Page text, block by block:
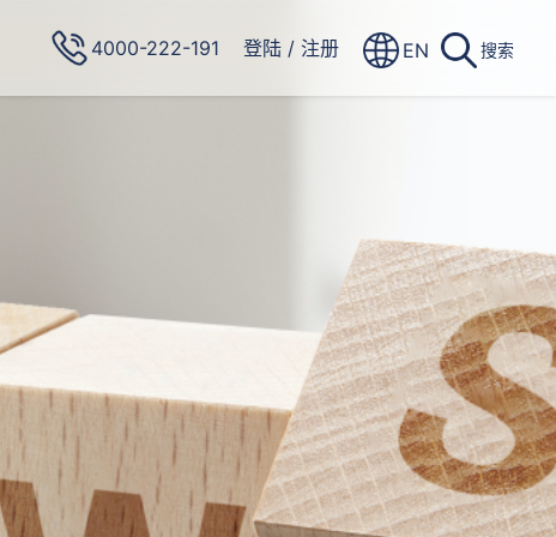
4000-222-191 登陆 / 注册 EN 搜索